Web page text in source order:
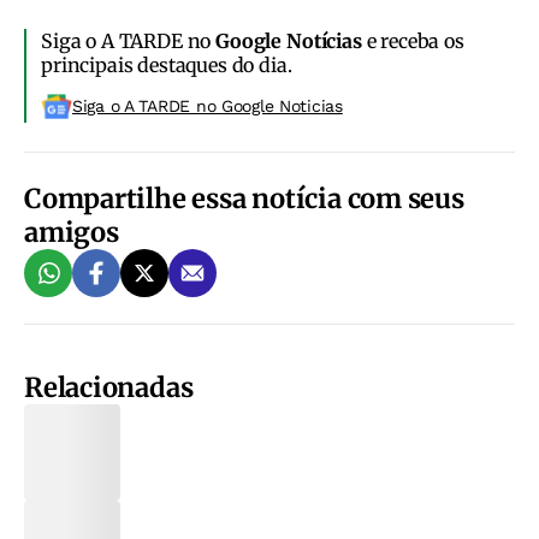
Siga o A TARDE noGoogle Notíciase receba os
principais destaques do dia.
Siga o A TARDE no Google Noticias
Compartilhe essa notícia com seus
amigos
Relacionadas